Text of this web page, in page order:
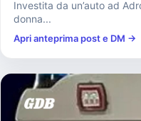
Investita da un’auto ad
donna...
Apri anteprima post e DM →